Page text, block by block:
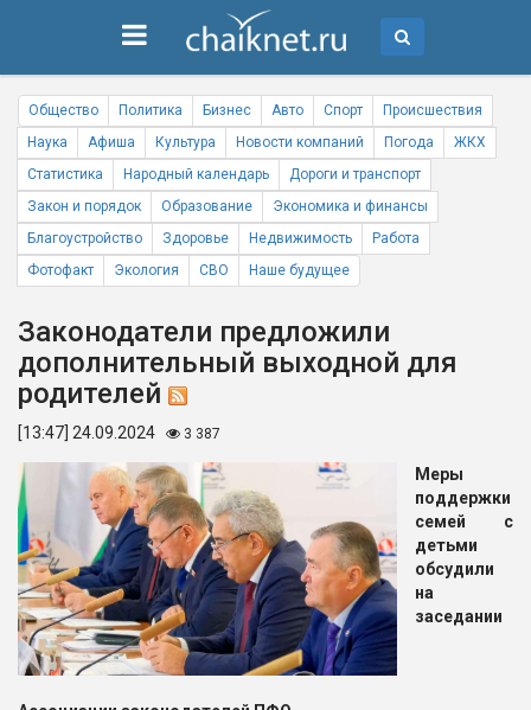
Общество Политика Бизнес Авто Спорт
Происшествия
Наука
Афиша Культура Новости компаний Погода
ЖКХ
Статистика
Народный календарь
Дороги и транспорт
Закон и порядок
Образование
Экономика и финансы
Благоустройство
Здоровье Недвижимость
Работа
Фотофакт
Экология СВО Наше будущее
Законодатели предложили
дополнительный выходной для
родителей
[13:47] 24.09.2024 3 387
Меры
поддержки
семей с
детьми
обсудили
на
заседании